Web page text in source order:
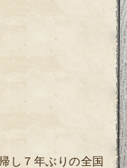
し７年ぶりの全国